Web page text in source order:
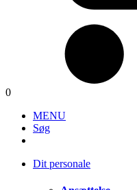
0
MENU
Søg
Dit personale